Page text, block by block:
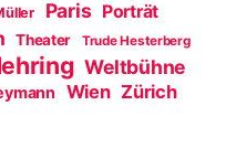
Paris Porträt
Theater Trude Hesterberg
Weltbühne
Wien Zürich